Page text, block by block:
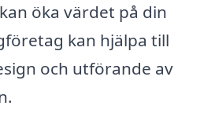
öka värdet på din
kan hjälpa till
och utförande av